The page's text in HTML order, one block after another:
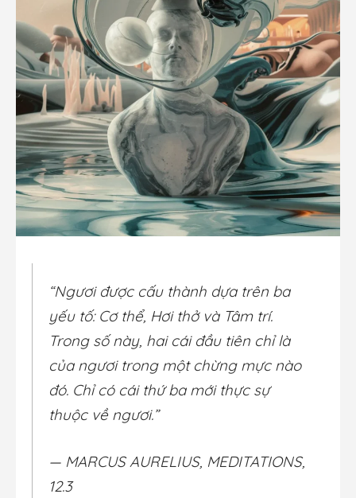
“Ngươi được cấu thành dựa trên ba
yếu tố: Cơ thể, Hơi thở và Tâm trí.
Trong số này, hai cái đầu tiên chỉ là
của ngươi trong một chừng mực nào
đó. Chỉ có cái thứ ba mới thực sự
thuộc về ngươi.”
— MARCUS AURELIUS, MEDITATIONS,
12.3